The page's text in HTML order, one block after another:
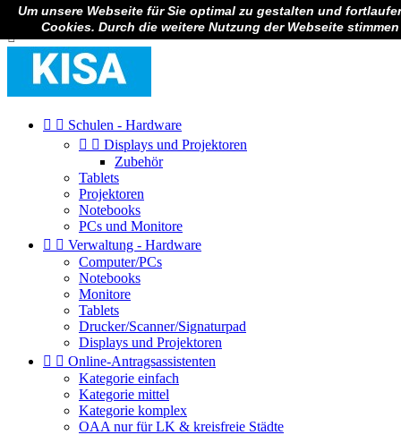
Um unsere Webseite für Sie optimal zu gestalten und
Cookies. Durch die weitere Nutzung der Webseite
Anmelden

  Schulen - Hardware
  Displays und Projektoren
Zubehör
Tablets
Projektoren
Notebooks
PCs und Monitore
  Verwaltung - Hardware
Computer/PCs
Notebooks
Monitore
Tablets
Drucker/Scanner/Signaturpad
Displays und Projektoren
  Online-Antragsassistenten
Kategorie einfach
Kategorie mittel
Kategorie komplex
OAA nur für LK & kreisfreie Städte